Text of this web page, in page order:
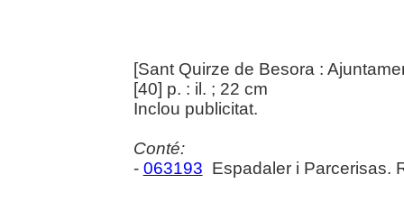
[Sant Quirze de Besora :
[40] p. : il. ; 22 cm
Inclou publicitat.
Conté:
- 063193 Espadaler i Parcerisas.